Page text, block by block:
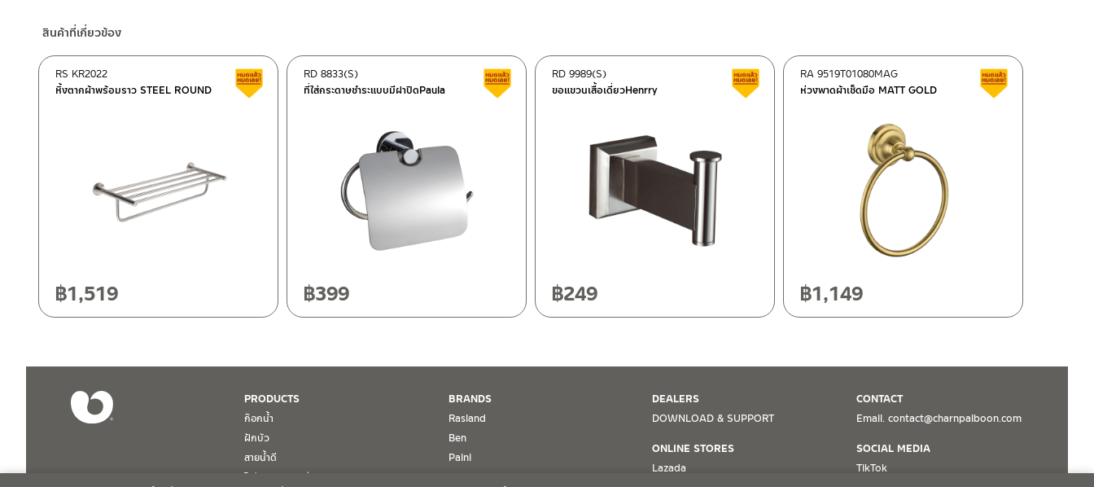
662/61-62 ถนน พระราม3 แขวงบางโพงพาง เขตยานนาวา กรุงเทพฯ 10120
โทร: 02-358-0080 / 080-075-8668 / 091-545-0556
โทร: 080-075-2626
วันเสาร์ เวลา 8:30-15:00 น.
1. การรับประกัน จะต้องมีหลักฐานการซื้อ หรือ ใบเสร็จ โดยทางบริษัทฯ ขอตรวจสอบโดยนับวันซื้อขายเป็นสำคัญ ทางบริษัทฯ ไม่สามารถให้
Shopee
–Lazada
– ซื้อสินค้าชิ้นนี้บน Shopee
<<
ซื้อสินค้าชิ้นนี้บน Lazada>>คลิกที่นี่
ติดต่อ ชาญไพบูลย์ / Contact Us
สินค้าที่เกี่ยวข้อง
หิ้งตากผ้าพร้อมราว STEEL ROUND
RS KR2022 สินค้าลดราคา เคลียร์สต็อก
฿1,519
ที่ใส่กระดาษชำระแบบมีฝาปิดPaula
RD 8833(S) สินค้าลดราคา เคลียร์สต็อก
฿399
ขอแขวนเสื้อเดี่ยวHenrry
RD 9989(S) สินค้าลดราคา เคลียร์สต็อก
฿249
ห่วงพาดผ้าเช็ดมือ MATT GOLD
RA 9519T01080MAG สินค้าลดราคา เคลี
฿1,149
PRODUCTS
ก๊อกน้ำ
ฝักบัว
สายน้ำดี
โถปัสสาวะชาย / Urinal
BRANDS
Rasland
Ben
Paini
DEALERS
DOWNLOAD & SUPPORT
ONLINE STORES
Lazada
CONTACT
Email. contact@charnpaiboon.com
SOCIAL MEDIA
TikTok